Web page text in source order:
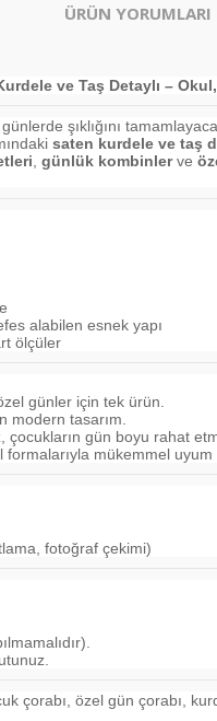
ÜRÜN YORUMLARI
ve Taş Detaylı –
şıklığını
saten kurdele ve taş
günlük kombinlerve
alabilen esnek yapı
ölçüler
günler için tek ürün.
modern tasarım.
çocukların gün boyu rahat
mükemmel uyum
fotoğraf çekimi)
çorabı, özel gün çorabı,